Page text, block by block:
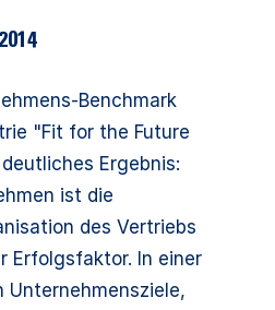
Benchmark
"Fit for the Future
Ergebnis:
ist die
des Vertriebs
Erfolgsfaktor. In einer
Unternehmensziele,